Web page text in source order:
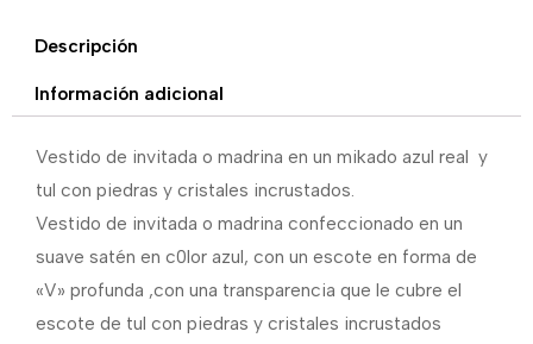
Descripción
Información adicional
Vestido de invitada o madrina en un mikado azul real y
tul con piedras y cristales incrustados.
Vestido de invitada o madrina confeccionado en un
suave satén en c0lor azul, con un escote en forma de
«V» profunda ,con una transparencia que le cubre el
escote de tul con piedras y cristales incrustados